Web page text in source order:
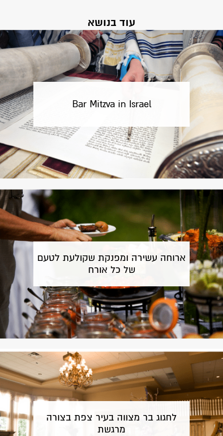
עוד בנושא
Bar Mitzva in Israel
ארוחה עשירה ומפנקת שקולעת לטעם
של כל אורח
לחגוג בר מצווה בעיר צפת בצורה
מרגשת